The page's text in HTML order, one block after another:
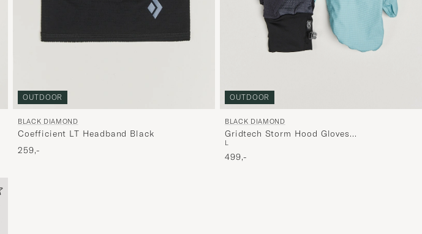
OUTDOOR
BLACK DIAMOND
Coefficient LT Headband Black
259,-
OUTDOOR
BLACK DIAMOND
Gridtech Storm Hood Gloves
Carbon/Glacier
L
499,-